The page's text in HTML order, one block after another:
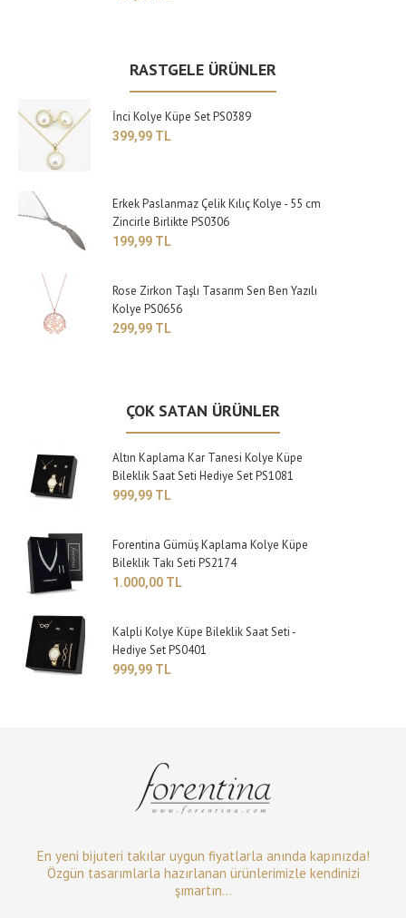
RASTGELE ÜRÜNLER
İnci Kolye Küpe Set PS0389
399,99 TL
Erkek Paslanmaz Çelik Kılıç Kolye - 55 cm
Zincirle Birlikte PS0306
199,99 TL
Rose Zirkon Taşlı Tasarım Sen Ben Yazılı
Kolye PS0656
299,99 TL
ÇOK SATAN ÜRÜNLER
Altın Kaplama Kar Tanesi Kolye Küpe
Bileklik Saat Seti Hediye Set PS1081
999,99 TL
Forentina Gümüş Kaplama Kolye Küpe
Bileklik Takı Seti PS2174
1.000,00 TL
Kalpli Kolye Küpe Bileklik Saat Seti -
Hediye Set PS0401
999,99 TL
En yeni bijuteri takılar uygun fiyatlarla anında kapınızda!
Özgün tasarımlarla hazırlanan ürünlerimizle kendinizi
şımartın...